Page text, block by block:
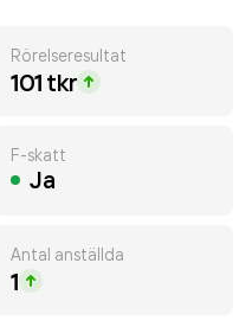
Rörelseresultat
101 tkr
F-skatt
Ja
Antal anställda
1